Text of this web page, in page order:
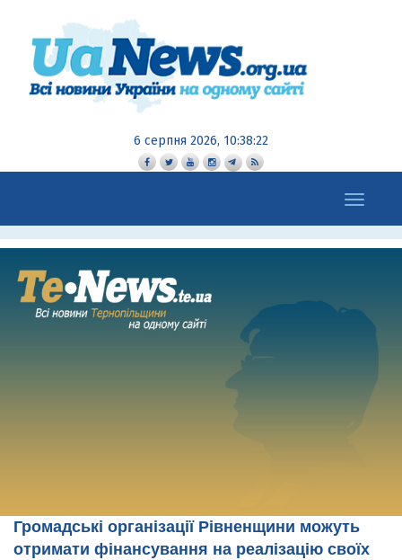
6 серпня 2026, 10:38:24
Toggle
navigation
Громадські організації Рівненщини можуть
отримати фінансування на реалізацію своїх